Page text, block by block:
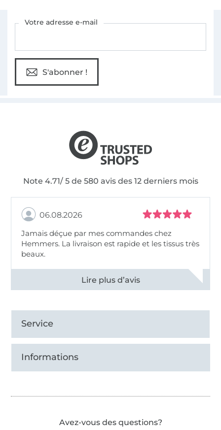
Votre adresse e-mail
S'abonner !
Note 4.71/ 5 de 580 avis des 12 derniers mois
06.08.2026
Jamais déçue par mes commandes chez
Hemmers. La livraison est rapide et les tissus très
beaux.
Voir tous les 11496 commentaires
Service
Informations
Avez-vous des questions?